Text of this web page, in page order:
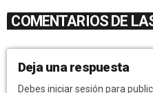
COMENTARIOS DE
Deja una respuesta
Debes iniciar sesión para